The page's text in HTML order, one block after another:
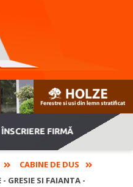
ÎNSCRIERE FIRMĂ
CABINE DE DUS
GRESIE SI FAIANTA -